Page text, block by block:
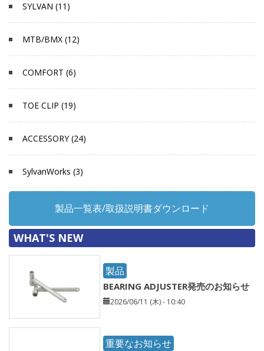
SYLVAN (11)
MTB/BMX (12)
COMFORT (6)
TOE CLIP (19)
ACCESSORY (24)
SylvanWorks (3)
製品一覧表/取扱説明書ダウンロード
WHAT'S NEW
製品
BEARING ADJUSTER発売のお知らせ
2026/06/11 (木) - 10:40
重要なお知らせ